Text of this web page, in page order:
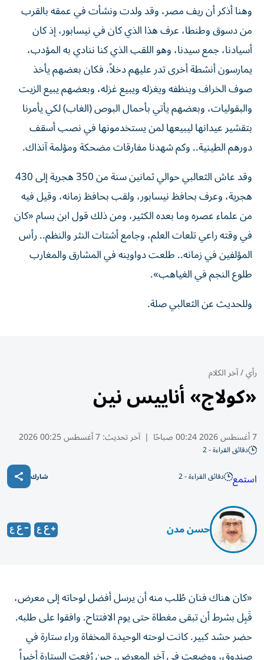
وهنا أذكر أن ريف مصر، وقد ولدت ونشأت في عمقه بالقرب
من دسوق وطنطا، عرف هذا الذي كان في نيسابور، إذ كان
أسيادنا، جمع سيدنا، وهو اللقب الذي كنا ننادي به المؤدب،
يمارسون أنشطة أخرى تدر عليهم دخلاً، فكان بعضهم يأخذ
صوف الخراف وينظفه ويغزله ويبيع غزله، وبعضهم يبيع الزيت
والبقوليات، وبعضهم يأتي بأحمال البوص (الغاب) لكي يأمرنا
بتقشير عيدانها ليبيعها لمن يستخدمونها في نصب أسقف
دورهم الطينية.. وكم شهدنا مفارقات مضحكة ومؤلمة آنذاك.
وقد عاش الثعالبي حوالي ثمانين سنة من 350 هجرية إلى 430
هجرية، وعرف بحافظ نيسابور، ولقب بحافظ زمانه، وقيل فيه
من علماء عصره وما بعده الكثير، ومن ذلك قول ابن بسام «كان
في وقته راعي تلعات العلم، وجامع أشتات النثر والنظم.. رأس
المؤلفين في زمانه.. طلعت دواوينه في المشارق والمغارب
طلوع النجم في الغياهب».
وللحديث عن الثعالبي صلة.
رأي/آخر الكلام
«كولاج» أناييس نين
7 أغسطس 2026 00:24 صباحًا | آخر تحديث:7 أغسطس 00:25 2026
دقائق القراءة - 2
استمع دقائق القراءة - 2 شارك
حسن مدن
«كان هناك فنان طُلب منه أن يرسل أفضل لوحاته إلى معرض،
قَبِل بشرط أن تبقى مغطاة حتى يوم الافتتاح. وافقوا على طلبه.
حضر حشد كبير. كانت لوحته الوحيدة المخفاة وراء ستارة في
صندوق، ووضعت في آخر المعرض. حين رُفعت الستارة أخيراً